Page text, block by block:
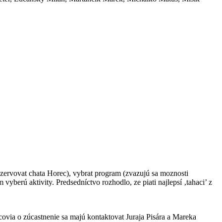
chata Horec), vybrat program (zvazujú sa moznosti
aktivity. Predsedníctvo rozhodlo, ze piati najlepsí ‚tahaci’ z
o zúcastnenie sa majú kontaktovat Juraja Pisára a Mareka